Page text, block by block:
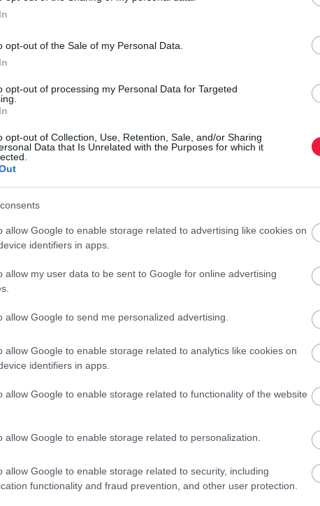
opt-out of the Sale of my Personal Data.
opt-out of processing my Personal Data for Targeted
opt-out of Collection, Use, Retention, Sale, and/or Sharing
Data that Is Unrelated with the Purposes for which it
allow Google to enable storage related to advertising like cookies on
identifiers in apps.
allow my user data to be sent to Google for online advertising
allow Google to send me personalized advertising.
allow Google to enable storage related to analytics like cookies on
identifiers in apps.
allow Google to enable storage related to functionality of the website
allow Google to enable storage related to personalization.
allow Google to enable storage related to security, including
functionality and fraud prevention, and other user protection.
érdeklődés miatt döntött a folytatás és a keretösszeg
a Növekedési Kötvényprogramot, hogy a vállalati
bővítésén keresztül növelje a monetáris politikai
szereplők a bankhitelek mellett megfelelő mértékben
kibocsátására került sor, a vállalatok csaknem
köszönhetően a vállalati kötvénypiac
növekedett, aminek következtében a kötvénypiacról
finanszírozás valódi alternatívájaként tekintenek, ezzel
maximális futamidejének 20 évről 30 évre történő
maximális kitettségének 50 milliárd forintról 70
annak érdekében, hogy tovább segítse a vállalati
nagyvállalati szektor – az európai versenytársakhoz
jusson növekedést támogató beruházásaik
olvasmányok, a lényeg így is érthető. A programot
a vállalatoknak, hogy a klasszikus bankhitelek mellett
tudják használni a stabil működés és a beruházások
jó